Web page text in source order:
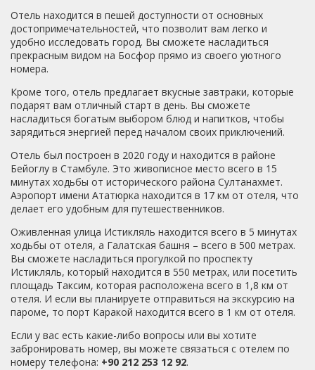
Отель находится в пешей доступности от основных
достопримечательностей, что позволит вам легко и
удобно исследовать город. Вы сможете насладиться
прекрасным видом на Босфор прямо из своего уютного
номера.
Кроме того, отель предлагает вкусные завтраки, которые
подарят вам отличный старт в день. Вы сможете
насладиться богатым выбором блюд и напитков, чтобы
зарядиться энергией перед началом своих приключений.
Отель был построен в 2020 году и находится в районе
Бейоглу в Стамбуле. Это живописное место всего в 15
минутах ходьбы от исторического района Султанахмет.
Аэропорт имени Ататюрка находится в 17 км от отеля, что
делает его удобным для путешественников.
Оживленная улица Истикляль находится всего в 5 минутах
ходьбы от отеля, а Галатская башня – всего в 500 метрах.
Вы сможете насладиться прогулкой по проспекту
Истикляль, который находится в 550 метрах, или посетить
площадь Таксим, которая расположена всего в 1,8 км от
отеля. И если вы планируете отправиться на экскурсию на
пароме, то порт Каракой находится всего в 1 км от отеля.
Если у вас есть какие-либо вопросы или вы хотите
забронировать номер, вы можете связаться с отелем по
номеру телефона: +90 212 253 12 92.